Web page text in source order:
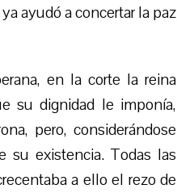
ayudó a concertar la paz
en la corte la reina
su dignidad le imponía,
pero, considerándose
su existencia. Todas las
a ello el rezo de